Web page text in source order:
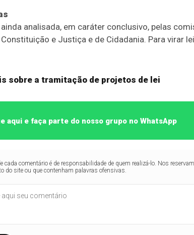
analisada, em caráter conclusivo, pelas
e Justiça e de Cidadania. Para virar
sobre a tramitação de projetos de lei
aqui e faça parte do nosso grupo no WhatsApp
cada comentário é de responsabilidade de quem realizá-lo. Nos
do site ou que contenham palavras ofensivas.